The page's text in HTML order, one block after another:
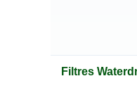
Filtres